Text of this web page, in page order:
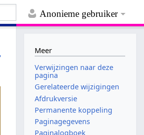
Anonieme gebruiker
Meer
Verwijzingen naar deze
pagina
Gerelateerde wijzigingen
Afdrukversie
Permanente koppeling
Paginagegevens
Paginalogboek